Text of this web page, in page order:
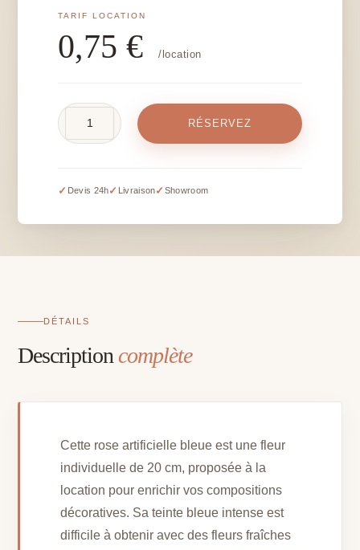
0,75€ /location
artificielle
L
RÉSERVEZ
✓ Devis 24h✓ Livraison✓ Showroom
DÉTAILS
Description complète
Cette rose artificielle bleue est une fleur
individuelle de 20 cm, proposée à la
location pour enrichir vos compositions
décoratives. Sa teinte bleue intense est
difficile à obtenir avec des fleurs fraîches